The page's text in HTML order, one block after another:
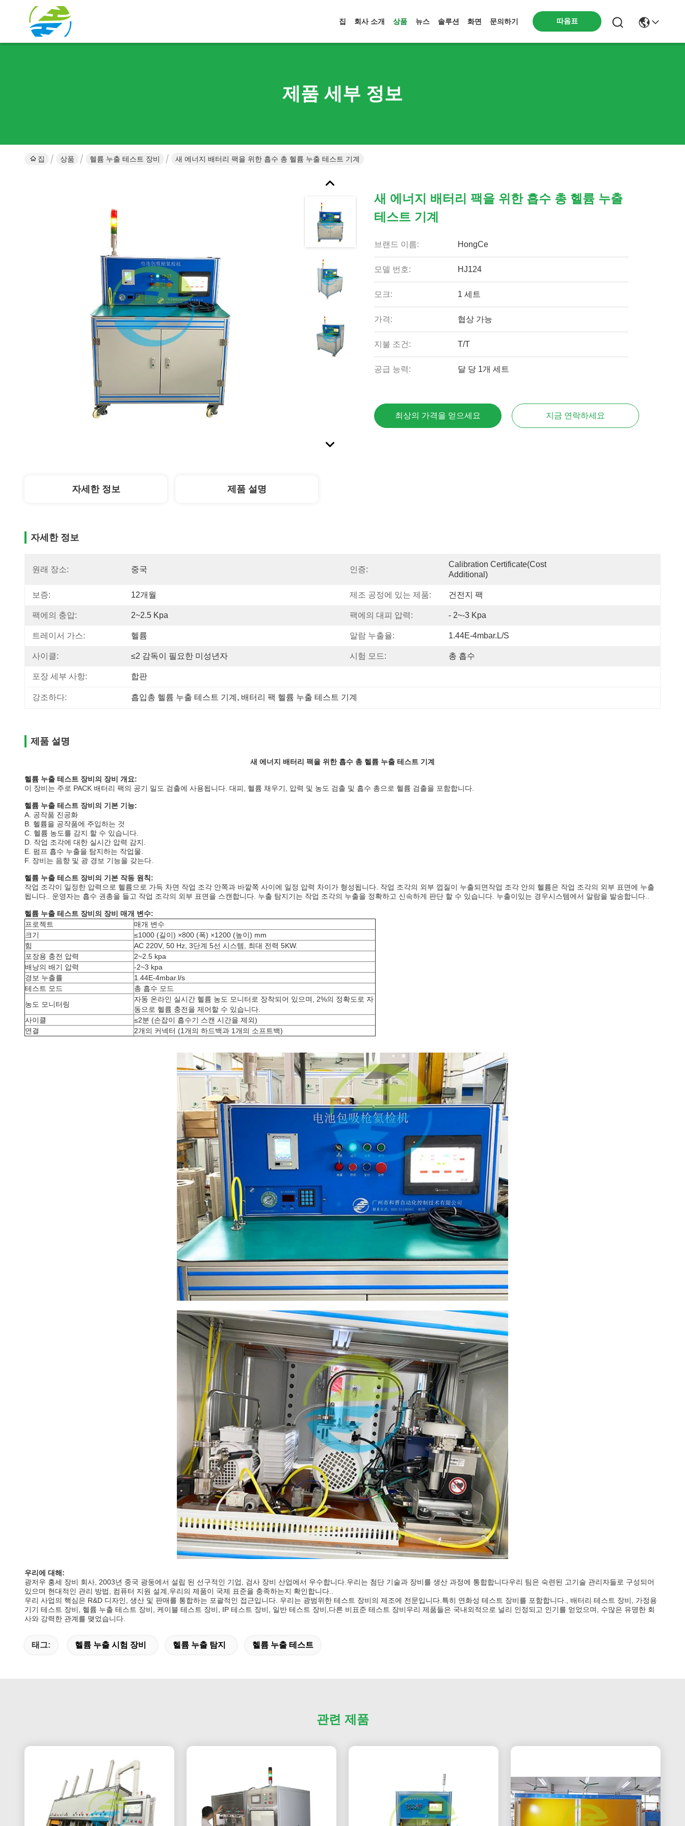
집 회사 소개 상품 뉴스 솔루션 화면 문의하기 따옴표
제품 세부 정보
집 상품 헬륨 누출 테스트 장비 새 에너지 배터리 팩을 위한 흡수 총 헬륨 누출 테스트 기계
새 에너지 배터리 팩을 위한 흡수 총 헬륨 누출
테스트 기계
브랜드 이름: HongCe
모델 번호: HJ124
모크: 1 세트
가격: 협상 가능
지불 조건: T/T
공급 능력: 달 당 1개 세트
최상의 가격을 얻으세요 지금 연락하세요
자세한 정보 제품 설명
자세한 정보
원래 장소: 중국 인증:
Calibration Certificate(cost
Additional)
보증: 12개월 제조 공정에 있는 제품: 건전지 팩
팩에의 충압: 2~2.5 Kpa 팩에의 대피 압력: - 2~-3 Kpa
트레이서 가스: 헬륨 알람 누출율: 1.44E-4mbar.L/S
사이클: ≤2 감독이 필요한 미성년자 시험 모드: 총 흡수
포장 세부 사항: 합판
강조하다: 흡입총 헬륨 누출 테스트 기계 , 배터리 팩 헬륨 누출 테스트 기계
제품 설명
새 에너지 배터리 팩을 위한 흡수 총 헬륨 누출 테스트 기계
헬륨 누출 테스트 장비의 장비 개요:
이 장비는 주로 PACK 배터리 팩의 공기 밀도 검출에 사용됩니다. 대피, 헬륨 채우기, 압력 및 농도 검출 및 흡수 총으로 헬륨 검출을 포함합니다.
헬륨 누출 테스트 장비의 기본 기능:
A. 공작품 진공화
B. 헬륨을 공작품에 주입하는 것
C. 헬륨 농도를 감지 할 수 있습니다.
D. 작업 조각에 대한 실시간 압력 감지.
E. 펌프 흡수 누출을 탐지하는 작업물.
F. 장비는 음향 및 광 경보 기능을 갖는다.
헬륨 누출 테스트 장비의 기본 작동 원칙:
작업 조각이 일정한 압력으로 헬륨으로 가득 차면 작업 조각 안쪽과 바깥쪽 사이에 일정 압력 차이가 형성됩니다. 작업 조각의 외부 껍질이 누출되면작업 조각 안의 헬륨은 작업 조각의 외부 표면에 누출
됩니다.. 운영자는 흡수 권총을 들고 작업 조각의 외부 표면을 스캔합니다. 누출 탐지기는 작업 조각의 누출을 정확하고 신속하게 판단 할 수 있습니다. 누출이있는 경우시스템에서 알람을 발송합니다..
헬륨 누출 테스트 장비의 장비 매개 변수:
프로젝트
매개 변수
크기
≤1000 (길이) ×800 (폭) ×1200 (높이) mm
힘
AC 220V, 50 Hz, 3단계 5선 시스템, 최대 전력 5KW.
포장용 충전 압력
2~2.5 kpa
배낭의 배기 압력
-2~3 kpa
경보 누출률
1.44E-4mbar.l/s
테스트 모드
총 흡수 모드
농도 모니터링
자동 온라인 실시간 헬륨 농도 모니터로 장착되어 있으며, 2%의 정확도로 자
동으로 헬륨 충전을 제어할 수 있습니다.
사이클
≤2분 (손잡이 흡수기 스캔 시간을 제외)
연결
2개의 커넥터 (1개의 하드백과 1개의 소프트백)
우리에 대해:
광저우 홍세 장비 회사, 2003년 중국 광둥에서 설립 된 선구적인 기업, 검사 장비 산업에서 우수합니다.우리는 첨단 기술과 장비를 생산 과정에 통합합니다우리 팀은 숙련된 고기술 관리자들로 구성되어
있으며 현대적인 관리 방법, 컴퓨터 지원 설계,우리의 제품이 국제 표준을 충족하는지 확인합니다..
우리 사업의 핵심은 R&D 디자인, 생산 및 판매를 통합하는 포괄적인 접근입니다. 우리는 광범위한 테스트 장비의 제조에 전문입니다.특히 연화성 테스트 장비를 포함합니다., 배터리 테스트 장비, 가정용
기기 테스트 장비, 헬륨 누출 테스트 장비, 케이블 테스트 장비, IP 테스트 장비, 일반 테스트 장비,다른 비표준 테스트 장비우리 제품들은 국내외적으로 널리 인정되고 인기를 얻었으며, 수많은 유명한 회
사와 강력한 관계를 맺었습니다.
태그: 헬륨 누출 시험 장비 헬륨 누출 탐지 헬륨 누출 테스트
관련 제품